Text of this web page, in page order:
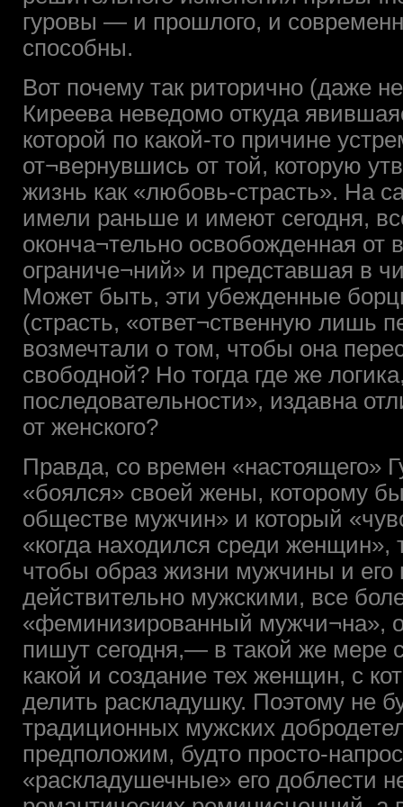
гуровы — и прошлого, и
способны.
Вот почему так риторично (даже
Киреева неведомо откуда
которой по какой-то причине
от¬вернувшись от той, которую
жизнь как «любовь-страсть». На
имели раньше и имеют сегодня,
оконча¬тельно освобожденная
ограниче¬ний» и представшая в
Может быть, эти убежденные
(страсть, «ответ¬ственную лишь
возмечтали о том, чтобы она
свободной? Но тогда где же
последовательности», издавна
от женского?
Правда, со времен «настоящего»
«боялся» своей жены, которому
обществе мужчин» и который
«когда находился среди женщин»,
чтобы образ жизни мужчины и
действительно мужскими, все
«феминизированный мужчи¬на», о
пишут сегодня,— в такой же мере
какой и создание тех женщин, с
делить раскладушку. Поэтому не
традиционных мужских
предположим, будто просто-
«раскладушечные» его доблести